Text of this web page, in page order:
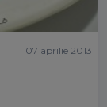
07 aprilie 2013